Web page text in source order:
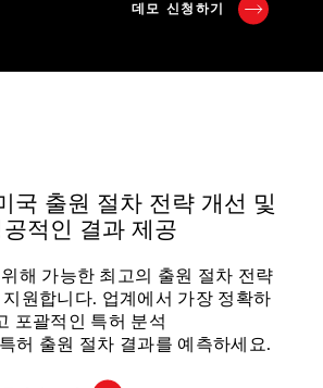
데모 신청하기
국 출원 절차 전략 개선 및
공적인 결과 제공
해 가능한 최고의 출원 절차 전략
원합니다. 업계에서 가장 정확하
포괄적인 특허 분석
허 출원 절차 결과를 예측하세요.